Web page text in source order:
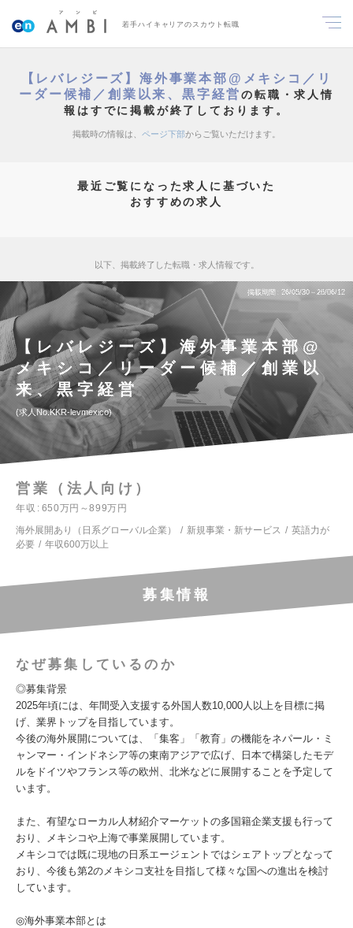
若手ハイキャリアのスカウト転職
【レバレジーズ】海外事業本部@メキシコ／リ
ーダー候補／創業以来、黒字経営の転職・求人情
報はすでに掲載が終了しております。
掲載時の情報は、 ページ下部からご覧いただけます。
最近ご覧になった求人に基づいた
おすすめの求人
以下、掲載終了した転職・求人情報です。
掲載期間 26/05/30～26/06/12
【レバレジーズ】海外事業本部@
メキシコ／リーダー候補／創業以
来、黒字経営
求人No.KKR-levmexico
営業（法人向け）
年収
650万円～899万円
海外展開あり（日系グローバル企業）
新規事業・新サービス
英語力が
必要
年収600万以上
募集情報
なぜ募集しているのか
◎募集背景
2025年頃には、年間受入支援する外国人数10,000人以上を目標に掲
げ、業界トップを目指しています。
今後の海外展開については、「集客」「教育」の機能をネパール・ミ
ャンマー・インドネシア等の東南アジアで広げ、日本で構築したモデ
ルをドイツやフランス等の欧州、北米などに展開することを予定して
います。
また、有望なローカル人材紹介マーケットの多国籍企業支援も行って
おり、メキシコや上海で事業展開しています。
メキシコでは既に現地の日系エージェントではシェアトップとなって
おり、今後も第2のメキシコ支社を目指して様々な国への進出を検討
しています。
◎海外事業本部とは